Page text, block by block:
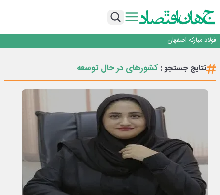
تداوم صعود مس در بازارهای جهانی؛ قیمت فلز سرخ از ۱۴هزار دلار در هر تن عبور کرد
فولاد مبارکه اصفهان
تجدیدپذیر با حضور استاندار اصفهان
گفتگو با کاوه معلمی، مدیر حسابداری مدیریت فولادسنگان
تداوم صعود مس در بازارهای جهانی؛ قیمت فلز سرخ از ۱۴هزار دلار در هر تن عبور کرد
نتایج جستجو :کشورهای در حال توسعه